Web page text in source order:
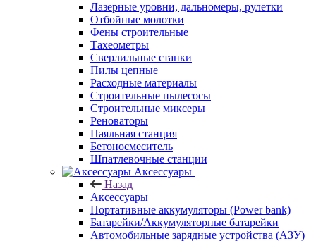
Лазерные уровни, дальномеры, рулетки
Отбойные молотки
Фены строительные
Тахеометры
Сверлильные станки
Пилы цепные
Расходные материалы
Строительные пылесосы
Строительные миксеры
Реноваторы
Паяльная станция
Бетоносмеситель
Шпатлевочные станции
Аксессуары
Назад
Аксессуары
Портативные аккумуляторы (Power bank)
Батарейки/Аккумуляторные батарейки
Автомобильные зарядные устройства (АЗУ)